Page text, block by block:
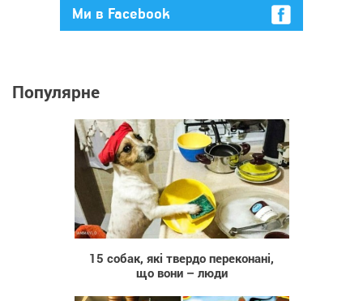
Ми в Facebook
Популярне
1 139
15 собак, які твердо переконані,
що вони – люди